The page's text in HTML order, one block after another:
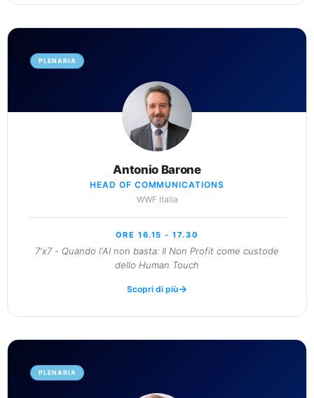
PLENARIA
Antonio Barone
HEAD OF COMMUNICATIONS
WWF Italia
ORE 16.15 - 17.30
7'x7 - Quando l'AI non basta: Il Non Profit come custode
dello Human Touch
Scopri di più
PLENARIA